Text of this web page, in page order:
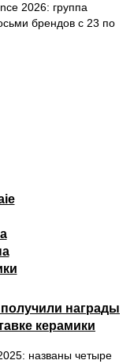
2026: группа
брендов с 23 по
награды
керамики
названы четыре